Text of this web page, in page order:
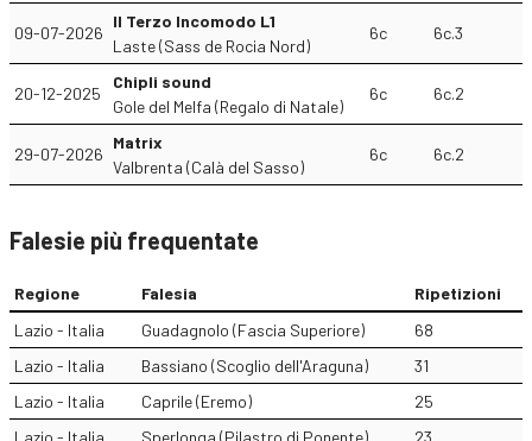
09-07-2026
Il Terzo Incomodo L1
Laste (Sass de Rocia Nord)
6c 6c.3
20-12-2025
Chipli sound
Gole del Melfa (Regalo di Natale)
6c 6c.2
29-07-2026
Matrix
Valbrenta (Calà del Sasso)
6c 6c.2
Falesie più frequentate
Regione Falesia
Ripetizioni
Lazio - Italia
Guadagnolo (Fascia Superiore)
68
Lazio - Italia
Bassiano (Scoglio dell'Araguna)
31
Lazio - Italia
Caprile (Eremo)
25
Lazio - Italia
Sperlonga (Pilastro di Ponente)
23